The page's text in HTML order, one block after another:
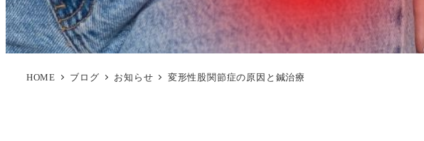
HOME ブログ お知らせ 変形性股関節症の原因と鍼治療